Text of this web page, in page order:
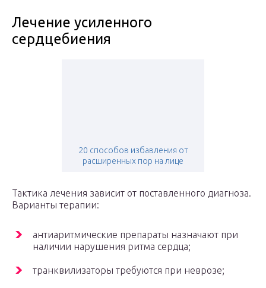
Лечение усиленного
сердцебиения
20 способов избавления от
расширенных пор на лице
Тактика лечения зависит от поставленного диагноза.
Варианты терапии:
антиаритмические препараты назначают при
наличии нарушения ритма сердца;
транквилизаторы требуются при неврозе;